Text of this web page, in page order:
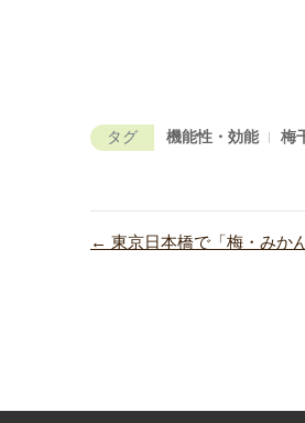
タグ 機能性・効能
梅
← 東京日本橋で「梅・みか